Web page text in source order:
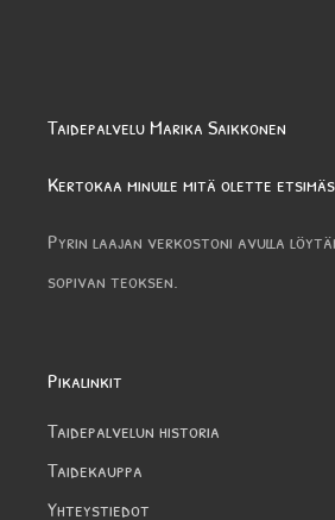
Taidepalvelu Marika Saikkonen
Kertokaa minulle mitä olette
Pyrin laajan verkostoni avulla
sopivan teoksen.
Pikalinkit
Taidepalvelun historia
Taidekauppa
Yhteystiedot